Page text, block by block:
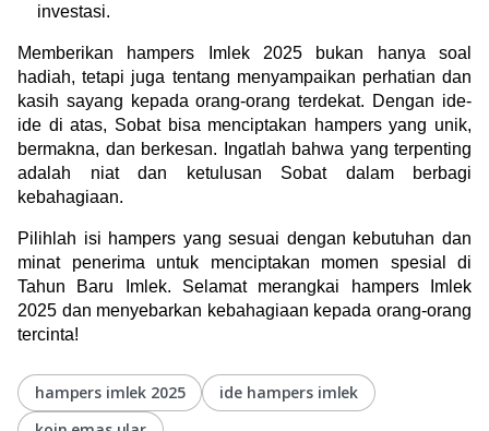
investasi.
Memberikan hampers Imlek 2025 bukan hanya soal
hadiah, tetapi juga tentang menyampaikan perhatian dan
kasih sayang kepada orang-orang terdekat. Dengan ide-
ide di atas, Sobat bisa menciptakan hampers yang unik,
bermakna, dan berkesan. Ingatlah bahwa yang terpenting
adalah niat dan ketulusan Sobat dalam berbagi
kebahagiaan.
Pilihlah isi hampers yang sesuai dengan kebutuhan dan
minat penerima untuk menciptakan momen spesial di
Tahun Baru Imlek. Selamat merangkai hampers Imlek
2025 dan menyebarkan kebahagiaan kepada orang-orang
tercinta!
hampers imlek 2025
ide hampers imlek